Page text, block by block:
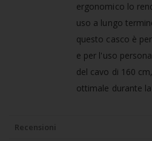
ergonomico lo
uso a lungo
questo casco è
e per l'uso
del cavo di 160
ottimale durante
Recensioni